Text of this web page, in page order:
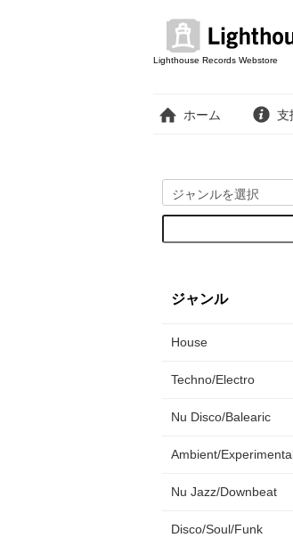
Lighthouse Records Webstore
ホーム 支
ジャンル
House
Techno/Electro
Nu Disco/Balearic
Ambient/
Nu Jazz/Downbeat
Disco/Soul/Funk